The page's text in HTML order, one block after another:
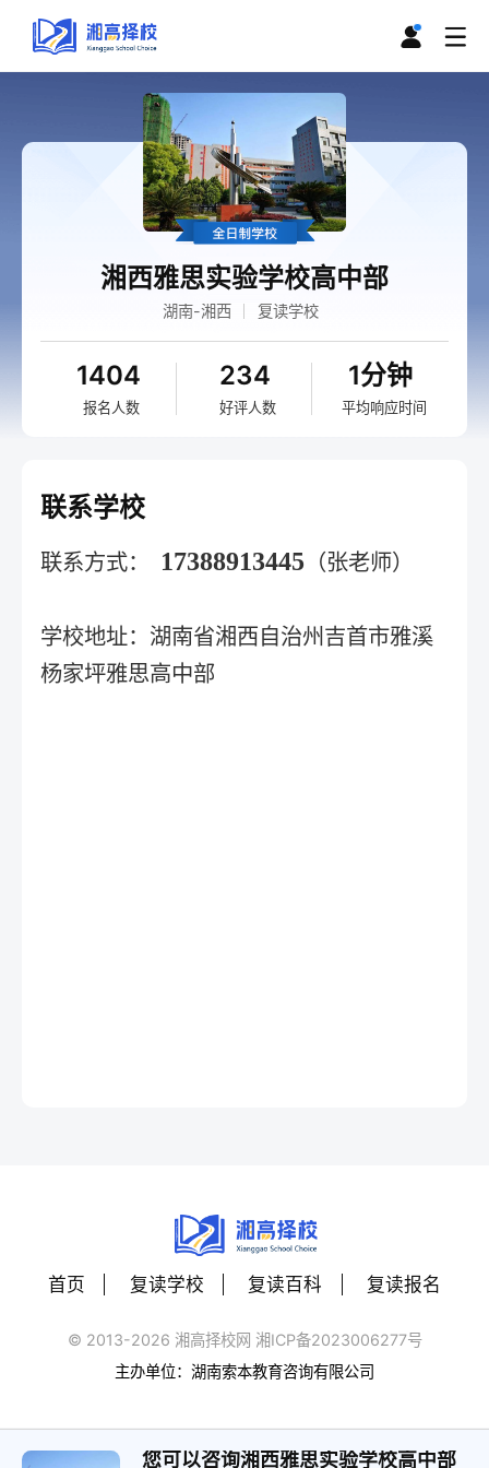
湘西雅思实验学校高中部
湖南-湘西 复读学校
1404
报名人数
234
好评人数
1分钟
平均响应时间
联系学校
联系方式： 17388913445 （张老师）
学校地址：湖南省湘西自治州吉首市雅溪
杨家坪雅思高中部
首页 复读学校 复读百科 复读报名
© 2013-2026 湘高择校网 湘ICP备2023006277号
主办单位：湖南索本教育咨询有限公司
您可以咨询湘西雅思实验学校高中部